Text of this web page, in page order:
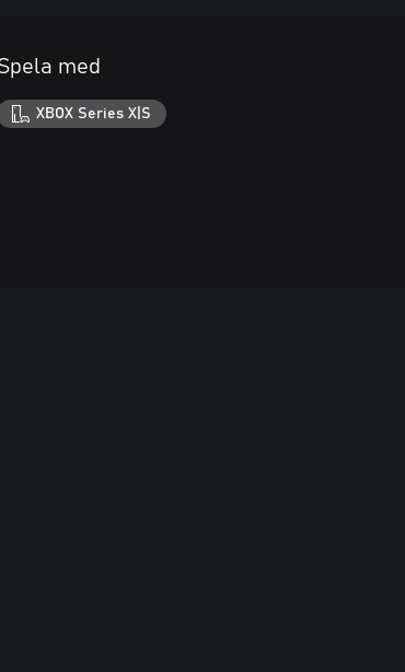
med
XBOX Series X|S